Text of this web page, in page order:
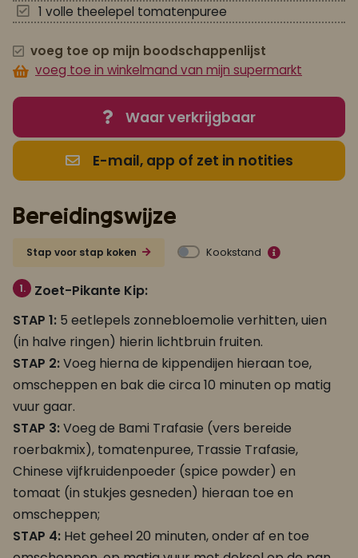
1 volle theelepel tomatenpuree
voeg toe op mijn boodschappenlijst
voeg toe in winkelmand van mijn supermarkt
Waar verkrijgbaar
E-mail, app of zet in notities
Bereidingswijze
Stap voor stap koken Kookstand
1.
Zoet-Pikante Kip:
STAP 1: 5 eetlepels zonnebloemolie verhitten, uien
(in halve ringen) hierin lichtbruin fruiten.
STAP 2:Voeg hierna de kippendijen hieraan toe,
omscheppen en bak die circa 10 minuten op matig
vuur gaar.
STAP 3:Voeg de Bami Trafasie (vers bereide
roerbakmix), tomatenpuree, Trassie Trafasie,
Chinese vijfkruidenpoeder (spice powder) en
tomaat (in stukjes gesneden) hieraan toe en
omscheppen;
STAP 4: Het geheel 20 minuten, onder af en toe